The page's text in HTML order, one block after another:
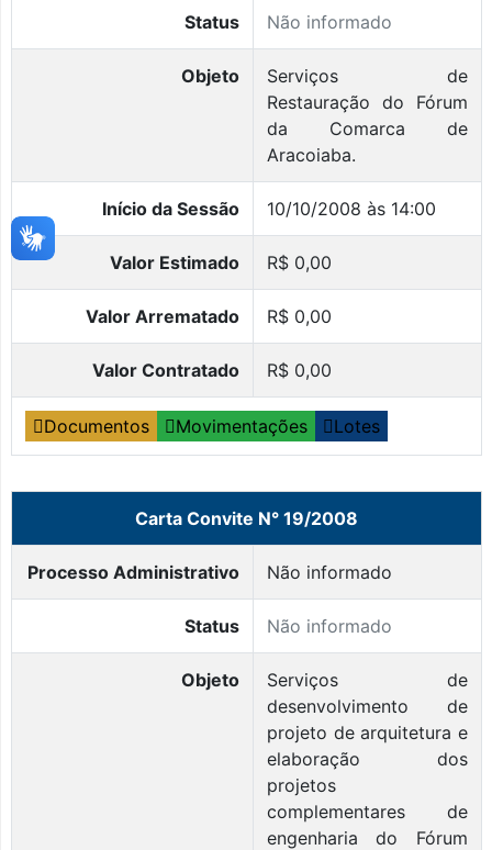
Status Não informado
Objeto
Serviços de
Restauração do Fórum
da Comarca de
Aracoiaba.
Início da Sessão 10/10/2008 às 14:00
Valor Estimado R$ 0,00
Valor Arrematado R$ 0,00
Valor Contratado R$ 0,00
Documentos Movimentações Lotes
Carta Convite N° 19/2008
Processo Administrativo Não informado
Status Não informado
Objeto
Serviços de
desenvolvimento de
projeto de arquitetura e
elaboração dos
projetos
complementares de
engenharia do Fórum